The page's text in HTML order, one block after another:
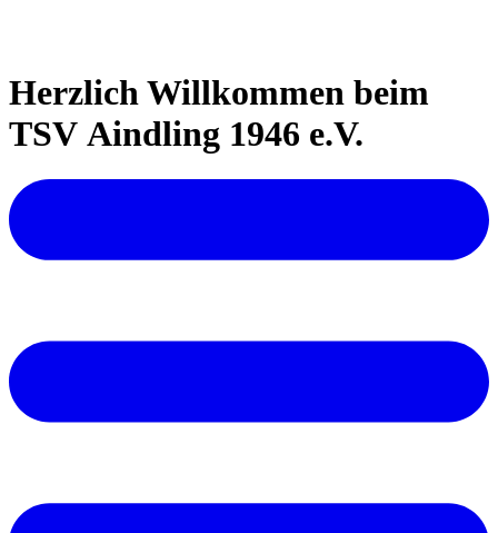
Herzlich Willkommen beim
TSV Aindling 1946 e.V.